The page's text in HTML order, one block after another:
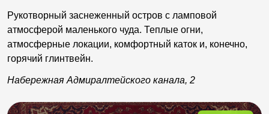
Рукотворный заснеженный остров с ламповой
атмосферой маленького чуда. Теплые огни,
атмосферные локации, комфортный каток и, конечно,
горячий глинтвейн.
Набережная Адмиралтейского канала, 2